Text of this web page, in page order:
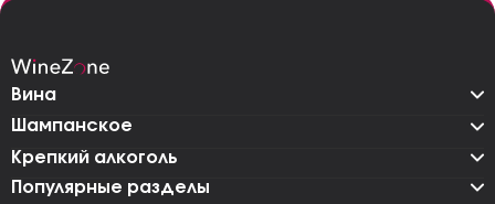
Вина
Шампанское
Крепкий алкоголь
Популярные разделы